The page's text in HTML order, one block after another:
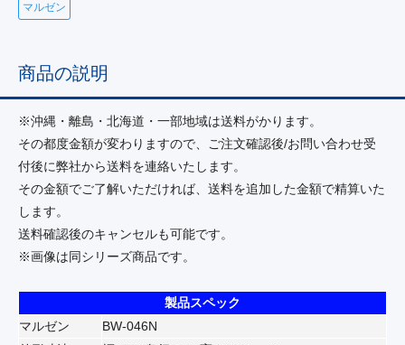
マルゼン
商品の説明
※沖縄・離島・北海道・一部地域は送料がかります。
その都度金額が変わりますので、ご注文確認後/お問い合わせ受
付後に弊社から送料を連絡いたします。
その金額でご了解いただければ、送料を追加した金額で精算いた
します。
送料確認後のキャンセルも可能です。
※画像は同シリーズ商品です。
製品スペック
マルゼン
BW-046N